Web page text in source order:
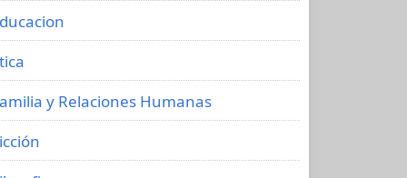
y Relaciones Humanas